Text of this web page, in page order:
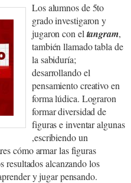
Los alumnos de 5to
grado investigaron y
jugaron con eltangram,
también llamado tabla de
la sabiduría;
desarrollando el
pensamiento creativo en
forma lúdica. Lograron
formar diversidad de
figuras e inventar algunas
,escribiendo un
cómo armar las figuras
resultados alcanzando los
y jugar pensando.